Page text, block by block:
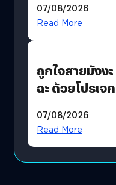
07/08/2026
Read More
ถูกใจสายมังง
ฉะ ด้วยโปรเจ
มีภาษาไทยด้วย
07/08/2026
Read More